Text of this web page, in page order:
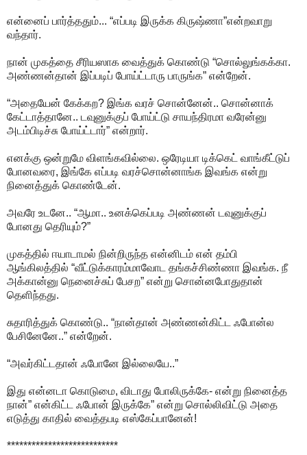
என்னைப் பார்த்ததும்... “எப்படி இருக்க கிருஷ்ணா”என்றவாறு
வந்தார்.
நான் முகத்தை சீரியஸாக வைத்துக் கொண்டு “சொல்லுங்கக்கா.
அண்ணன்தான் இப்படிப் போய்ட்டாரு பாருங்க” என்றேன்.
“அதையேன் கேக்கற? இங்க வரச் சொன்னேன்.. சொன்னாக்
கேட்டாத்தானே.. டவுனுக்குப் போய்ட்டு சாயந்திரமா வரேன்னு
அடம்பிடிச்சு போய்ட்டார்” என்றார்.
எனக்கு ஒன்றுமே விளங்கவில்லை. ஒரேடியா டிக்கெட் வாங்கீட்டுப்
போனவரை, இங்கே எப்படி வரச்சொன்னாங்க இவங்க என்று
நினைத்துக் கொண்டேன்.
அவரே உடனே.. “ஆமா.. உனக்கெப்படி அண்ணன் டவுனுக்குப்
போனது தெரியும்?”
முகத்தில் ஈயாடாமல் நின்றிருந்த என்னிடம் என் தம்பி
ஆங்கிலத்தில் “வீட்டுக்காரம்மாவோட தங்கச்சிண்ணா இவங்க. நீ
அக்கான்னு நெனைச்சுப் பேசற” என்று சொன்னபோதுதான்
தெளிந்தது.
சுதாரித்துக் கொண்டு.. “நான்தான் அண்ணன்கிட்ட ஃபோன்ல
பேசினேனே..” என்றேன்.
“அவர்கிட்டதான் ஃபோனே இல்லையே..”
இது என்னடா கொடுமை, விடாது போலிருக்கே- என்று நினைத்த
நான்” என்கிட்ட ஃபோன் இருக்கே” என்று சொல்லிவிட்டு அதை
எடுத்து காதில் வைத்தபடி எஸ்கேப்பானேன்!
***************************